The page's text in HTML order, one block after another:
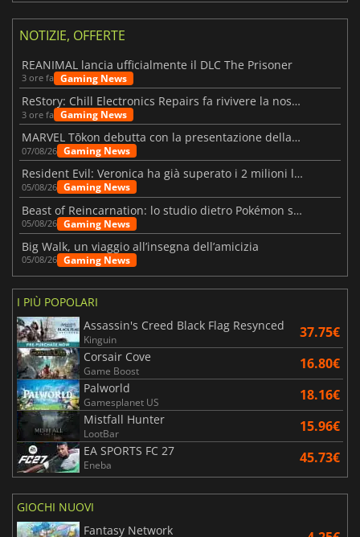
NOTIZIE, OFFERTE
REANIMAL lancia ufficialmente il DLC The Prisoner
3 ore fa Gaming News
ReStory: Chill Electronics Repairs fa rivivere la nostalgia degli anni 2000
3 ore fa Gaming News
MARVEL Tōkon debutta con la presentazione della roadmap per il primo anno
07/08/26 Gaming News
Resident Evil: Veronica ha già superato i 2 milioni liste dei desideri
05/08/26 Gaming News
Beast of Reincarnation: lo studio dietro Pokémon su una nuova strada
05/08/26 Gaming News
Big Walk, un viaggio all’insegna dell’amicizia
05/08/26 Gaming News
I PIÙ POPOLARI
Assassin's Creed Black Flag Resynced
Kinguin 37.75€
Corsair Cove
Game Boost 16.80€
Palworld
Gamesplanet US 18.16€
Mistfall Hunter
LootBar 15.96€
EA SPORTS FC 27
Eneba 45.73€
GIOCHI NUOVI
Fantasy Network